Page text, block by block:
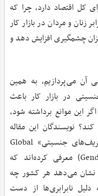
کل اقتصاد دارد، چرا که
زنان و مردان در بازار کار
چشمگیری افزایش دهد و
آن می‌پردازیم، به همین
در بازار کار باعث
این موانع برداشته شود،
نویسندگان این مقاله
شاخصی به نام «شاخص جهانی تحریف‌های جنسیتی» Global
Gender Distortions Index – GGDI) معرفی کرده‌اند که
می‌دهد هر کشور چه
نابرابری‌ها از دست